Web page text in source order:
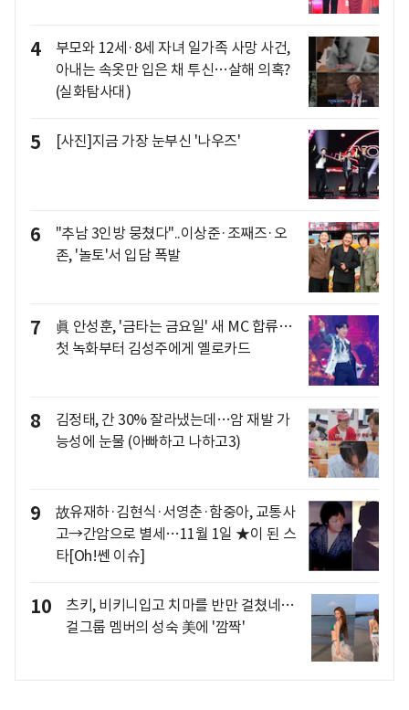
4
부모와 12세·8세 자녀 일가족 사망 사건,
아내는 속옷만 입은 채 투신…살해 의혹?
(실화탐사대)
5 [사진]지금 가장 눈부신 '나우즈'
6
"추남 3인방 뭉쳤다"..이상준·조째즈·오
존, '놀토'서 입담 폭발
7
眞 안성훈, '금타는 금요일' 새 MC 합류…
첫 녹화부터 김성주에게 옐로카드
8
김정태, 간 30% 잘라냈는데…암 재발 가
능성에 눈물 (아빠하고 나하고3)
9
故유재하·김현식·서영춘·함중아, 교통사
고→간암으로 별세…11월 1일 ★이 된 스
타[Oh!쎈 이슈]
10
츠키, 비키니입고 치마를 반만 걸쳤네…
걸그룹 멤버의 성숙 美에 '깜짝'